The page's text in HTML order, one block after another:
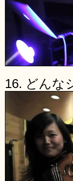
16. どんな